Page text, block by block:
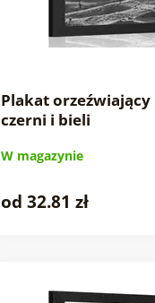
Plakat
czerni i bieli
W magazynie
od 32.81 zł